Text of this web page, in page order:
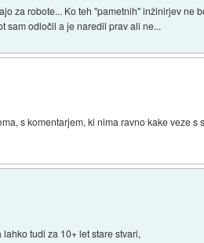
za robote... Ko teh "pametnih" inžinirjev ne
sam odločil a je naredil prav ali ne...
s komentarjem, ki nima ravno kake veze s
tudi za 10+ let stare stvari,